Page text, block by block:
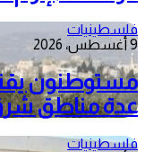
فلسطينيات
9 أغسطس، 2026
مستوطنون
عدة مناطق
فلسطينيات